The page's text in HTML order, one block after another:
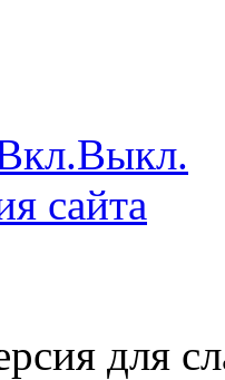
Выкл.
сайта
для